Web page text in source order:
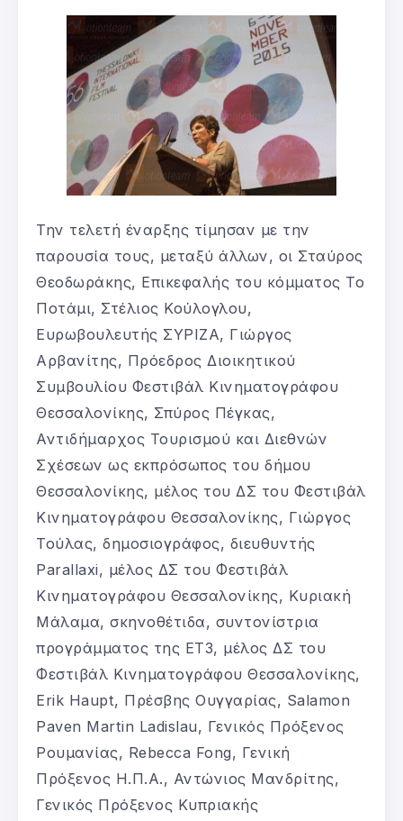
Την τελετή έναρξης τίμησαν με την
παρουσία τους, μεταξύ άλλων, οι Σταύρος
Θεοδωράκης, Επικεφαλής του κόμματος Το
Ποτάμι, Στέλιος Κούλογλου,
Ευρωβουλευτής ΣΥΡΙΖΑ, Γιώργος
Αρβανίτης, Πρόεδρος Διοικητικού
Συμβουλίου Φεστιβάλ Κινηματογράφου
Θεσσαλονίκης, Σπύρος Πέγκας,
Αντιδήμαρχος Τουρισμού και Διεθνών
Σχέσεων ως εκπρόσωπος του δήμου
Θεσσαλονίκης, μέλος του ΔΣ του Φεστιβάλ
Κινηματογράφου Θεσσαλονίκης, Γιώργος
Τούλας, δημοσιογράφος, διευθυντής
Parallaxi, μέλος ΔΣ του Φεστιβάλ
Κινηματογράφου Θεσσαλονίκης, Κυριακή
Μάλαμα, σκηνοθέτιδα, συντονίστρια
προγράμματος της ΕΤ3, μέλος ΔΣ του
Φεστιβάλ Κινηματογράφου Θεσσαλονίκης,
Erik Haupt, Πρέσβης Ουγγαρίας, Salamon
Paven Martin Ladislau, Γενικός Πρόξενος
Ρουμανίας, Rebecca Fong, Γενική
Πρόξενος Η.Π.Α., Αντώνιος Μανδρίτης,
Γενικός Πρόξενος Κυπριακής